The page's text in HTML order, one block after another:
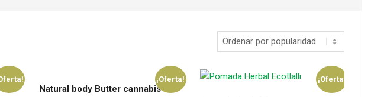
¡Oferta!
Natural body Butter cannabis oil
¡Oferta!